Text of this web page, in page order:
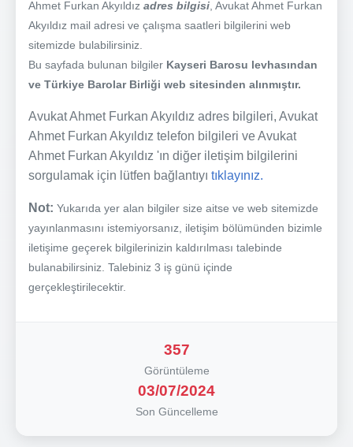
Ahmet Furkan Akyıldız adres bilgisi , Avukat Ahmet Furkan
Akyıldız mail adresi ve çalışma saatleri bilgilerini web
sitemizde bulabilirsiniz.
Bu sayfada bulunan bilgiler Kayseri Barosu levhasından
ve Türkiye Barolar Birliği web sitesinden alınmıştır.
Avukat Ahmet Furkan Akyıldız adres bilgileri, Avukat
Ahmet Furkan Akyıldız telefon bilgileri ve Avukat
Ahmet Furkan Akyıldız 'ın diğer iletişim bilgilerini
sorgulamak için lütfen bağlantıyı tıklayınız.
Not: Yukarıda yer alan bilgiler size aitse ve web sitemizde
yayınlanmasını istemiyorsanız, iletişim bölümünden bizimle
iletişime geçerek bilgilerinizin kaldırılması talebinde
bulanabilirsiniz. Talebiniz 3 iş günü içinde
gerçekleştirilecektir.
357
Görüntüleme
03/07/2024
Son Güncelleme